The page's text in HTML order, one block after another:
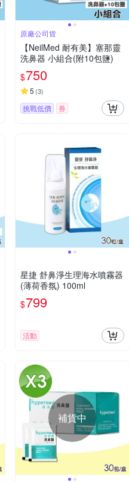
原廠公司貨
【NeilMed 耐有美】塞那靈
洗鼻器 小組合(附10包鹽)
$750
5 (3)
挑戰低價 券
星捷 舒鼻淨生理海水噴霧器
(薄荷香氛) 100ml
$799
活動
補貨中